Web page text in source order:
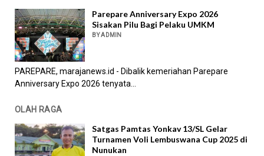
Parepare Anniversary Expo 2026
Sisakan Pilu Bagi Pelaku UMKM
BY ADMIN
PAREPARE, marajanews.id - Dibalik kemeriahan Parepare
Anniversary Expo 2026 tenyata...
OLAH RAGA
Satgas Pamtas Yonkav 13/SL Gelar
Turnamen Voli Lembuswana Cup 2025 di
Nunukan